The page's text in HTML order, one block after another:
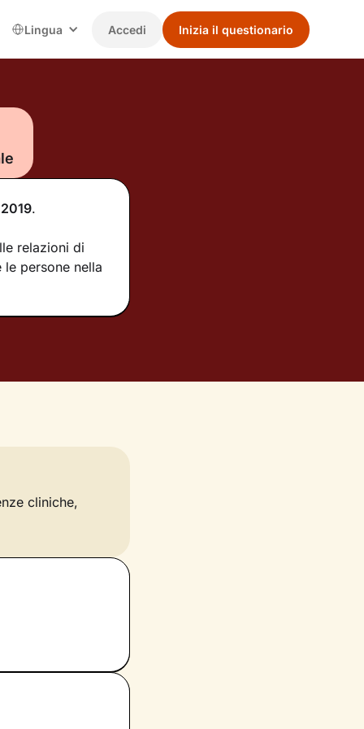
Lingua Accedi Inizia il questionario
2019.
relazioni di
persone nella
cliniche,